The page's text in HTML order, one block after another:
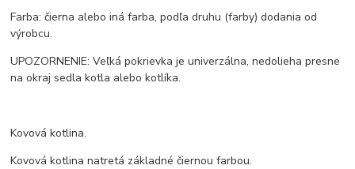
Farba: čierna alebo iná farba, podľa druhu (farby) dodania od
výrobcu.
UPOZORNENIE: Veľká pokrievka je univerzálna, nedolieha presne
na okraj sedla kotla alebo kotlíka.
Kovová kotlina.
Kovová kotlina natretá základné čiernou farbou.